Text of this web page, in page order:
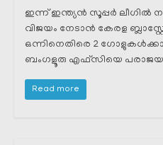
ഇന്ന് ഇന്ത്യൻ സൂപ്പർ ലീഗിൽ
വിജയം നേടാൻ കേരള
ഒന്നിനെതിരെ 2
ബംഗളൂരു എഫ്സിയെ
Read more